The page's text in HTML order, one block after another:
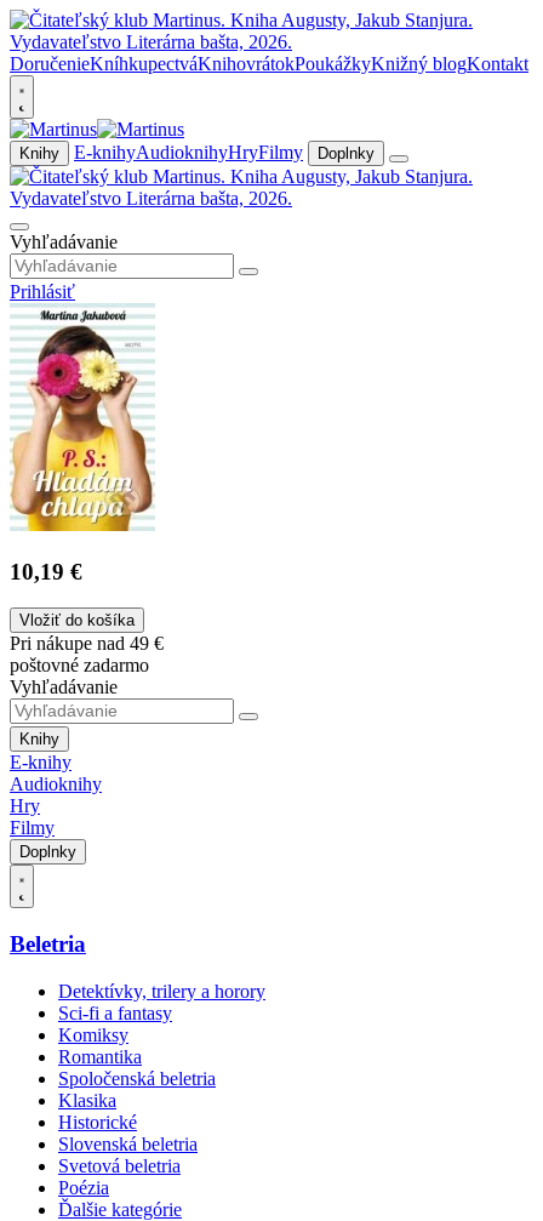
DoručenieKníhkupectváKnihovrátokPoukážkyKnižný blogKontakt
Knihy E-knihyAudioknihyHryFilmy Doplnky
Vyhľadávanie
Prihlásiť
10,19 €
Vložiť do košíka
Pri nákupe nad 49 €
poštovné zadarmo
Vyhľadávanie
Knihy
E-knihy
Audioknihy
Hry
Filmy
Doplnky
Beletria
Detektívky, trilery a horory
Sci-fi a fantasy
Komiksy
Romantika
Spoločenská beletria
Klasika
Historické
Slovenská beletria
Svetová beletria
Poézia
Ďalšie kategórie